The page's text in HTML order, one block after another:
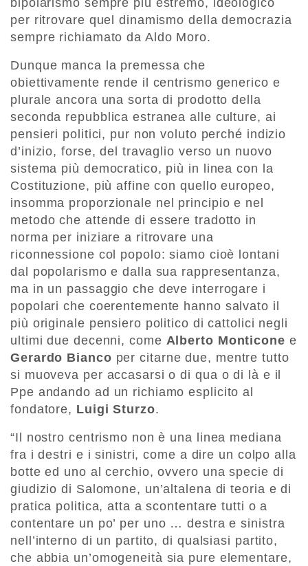
bipolarismo sempre più estremo, ideologico
per ritrovare quel dinamismo della democrazia
sempre richiamato da Aldo Moro.
Dunque manca la premessa che
obiettivamente rende il centrismo generico e
plurale ancora una sorta di prodotto della
seconda repubblica estranea alle culture, ai
pensieri politici, pur non voluto perché indizio
d’inizio, forse, del travaglio verso un nuovo
sistema più democratico, più in linea con la
Costituzione, più affine con quello europeo,
insomma proporzionale nel principio e nel
metodo che attende di essere tradotto in
norma per iniziare a ritrovare una
riconnessione col popolo: siamo cioè lontani
dal popolarismo e dalla sua rappresentanza,
ma in un passaggio che deve interrogare i
popolari che coerentemente hanno salvato il
più originale pensiero politico di cattolici negli
ultimi due decenni, come Alberto Monticone e
Gerardo Bianco per citarne due, mentre tutto
si muoveva per accasarsi o di qua o di là e il
Ppe andando ad un richiamo esplicito al
fondatore, Luigi Sturzo.
“Il nostro centrismo non è una linea mediana
fra i destri e i sinistri, come a dire un colpo alla
botte ed uno al cerchio, ovvero una specie di
giudizio di Salomone, un’altalena di teoria e di
pratica politica, atta a scontentare tutti o a
contentare un po’ per uno … destra e sinistra
nell’interno di un partito, di qualsiasi partito,
che abbia un’omogeneità sia pure elementare,